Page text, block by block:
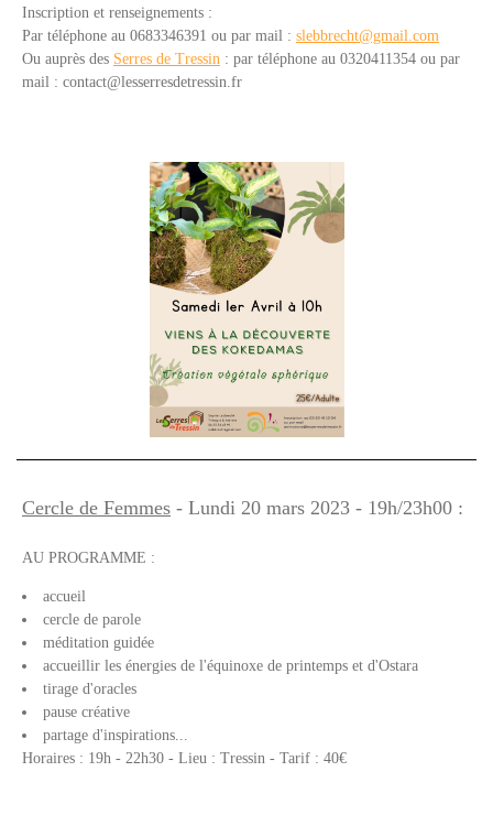
Inscription et renseignements :
Par téléphone au 0683346391 ou par mail : slebbrecht@gmail.com
Ou auprès des Serres de Tressin : par téléphone au 0320411354 ou par
mail : contact@lesserresdetressin.fr
Cercle de Femmes - Lundi 20 mars 2023 - 19h/23h00 :
AU PROGRAMME :
accueil
cercle de parole
méditation guidée
accueillir les énergies de l'équinoxe de printemps et d'Ostara
tirage d'oracles
pause créative
partage d'inspirations...
Horaires : 19h - 22h30 - Lieu : Tressin - Tarif : 40€